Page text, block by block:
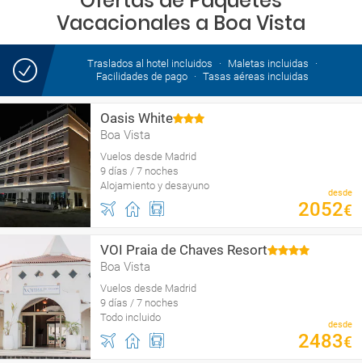
Vacacionales a Boa Vista
Traslados al hotel incluidos
Maletas incluidas
Facilidades de pago
Tasas aéreas incluidas
Oasis White
Boa Vista
Vuelos desde Madrid
9 días / 7 noches
Alojamiento y desayuno
desde
2052€
VOI Praia de Chaves Resort
Boa Vista
Vuelos desde Madrid
9 días / 7 noches
Todo incluido
desde
2483€